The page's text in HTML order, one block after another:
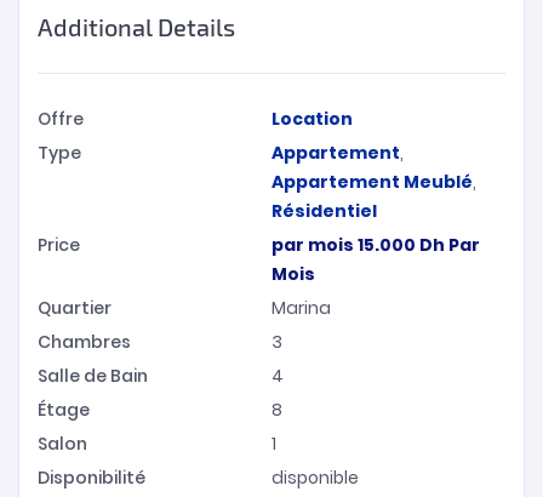
Additional Details
Offre
Location
Type
Appartement,
Appartement Meublé,
Résidentiel
Price
par mois 15.000 Dh Par
Mois
Quartier
Marina
Chambres
3
Salle de Bain
4
Étage
8
Salon
1
Disponibilité
disponible